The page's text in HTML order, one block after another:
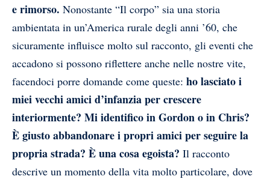
e rimorso. Nonostante “Il corpo” sia una storia
ambientata in un’America rurale degli anni ’60, che
sicuramente influisce molto sul racconto, gli eventi che
accadono si possono riflettere anche nelle nostre vite,
facendoci porre domande come queste: ho lasciato i
miei vecchi amici d’infanzia per crescere
interiormente? Mi identifico in Gordon o in Chris?
È giusto abbandonare i propri amici per seguire la
propria strada? È una cosa egoista? Il racconto
descrive un momento della vita molto particolare, dove